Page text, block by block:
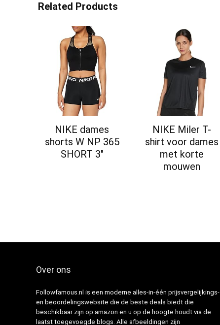
Related Products
NIKE dames
shorts W NP 365
SHORT 3″
NIKE Miler T-
shirt voor dames
met korte
mouwen
Over ons
Followfamous.nl is een moderne alles-in-één prijsvergelijkings-
en beoordelingswebsite die de beste deals biedt die
beschikbaar zijn op amazon en u op de hoogte houdt via de
laatst toegevoegde blogs. Alle afbeeldingen zijn